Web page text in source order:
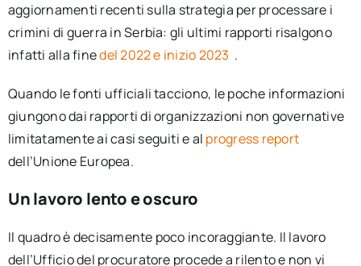
aggiornamenti recenti sulla strategia per processare i
crimini di guerra in Serbia: gli ultimi rapporti risalgono
infatti alla finedel 2022 e inizio 2023 .
Quando le fonti ufficiali tacciono, le poche informazioni
giungono dai rapporti di organizzazioni non governative
limitatamente ai casi seguiti e al progress report
dell’Unione Europea.
Un lavoro lento e oscuro
Il quadro è decisamente poco incoraggiante. Il lavoro
dell’Ufficio del procuratore procede a rilento e non vi